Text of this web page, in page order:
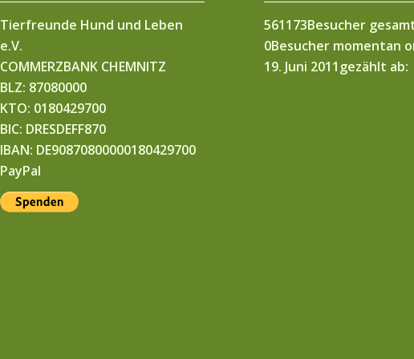
Tierfreunde Hund und Leben
e.V.
COMMERZBANK CHEMNITZ
BLZ: 87080000
KTO: 0180429700
BIC: DRESDEFF870
IBAN: DE90870800000180429700
PayPal
561173Besucher
0Besucher momentan
19. Juni 2011 gezählt ab: